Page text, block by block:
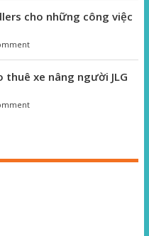
cho những công việc
thuê xe nâng người JLG